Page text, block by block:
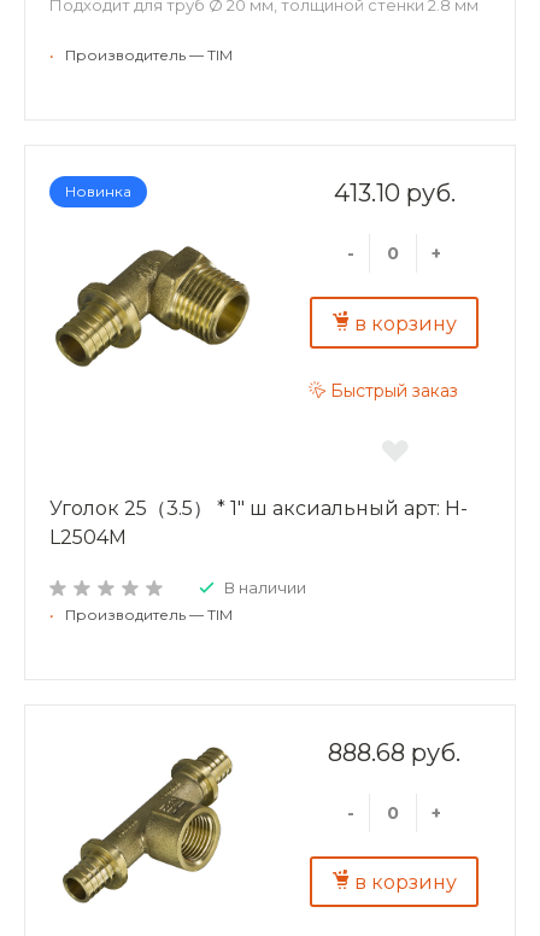
Подходит для труб Ø 20 мм, толщиной стенки 2.8 мм
• Производитель — TIM
Новинка 413.10 руб.
- +
в корзину
Быстрый заказ
Уголок 25（3.5） * 1" ш аксиальный арт: H-
L2504M
В наличии
• Производитель — TIM
888.68 руб.
- +
в корзину